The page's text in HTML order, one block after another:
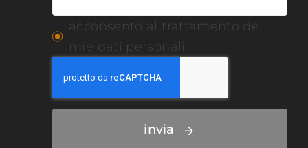
acconsento al trattamento dei
mie dati personali
invia